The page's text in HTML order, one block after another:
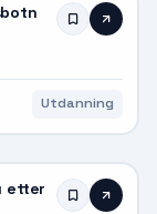
Utdanning
etter